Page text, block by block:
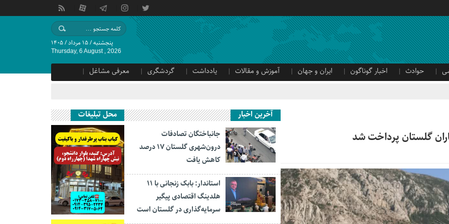
پنجشنبه / ۱۵ مرداد / ۱۴۰۵
Thursday, 6 August , 2026
حوادث اخبار گوناگون ایران و جهان آموزش و مقالات یادداشت گردشگری
معرفی مشاغل
آخرین اخبار
جانباختگان تصادفات
درون‌شهری گلستان ۱۷ درصد
کاهش یافت
استاندار: بابک زنجانی با ۱۱
هلدینگ اقتصادی پیگیر
سرمایه‌گذاری در گلستان است
محل تبلیغات